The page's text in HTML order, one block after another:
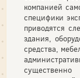
компанией
специфики
приводятся
здания,
средства,